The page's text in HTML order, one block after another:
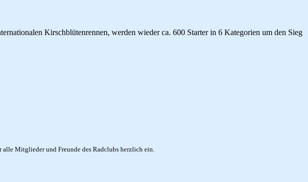
Kirschblütenrennen, werden wieder ca. 600 Starter in 6 Kategorien um den Sieg
Mitglieder und Freunde des Radclubs herzlich ein.